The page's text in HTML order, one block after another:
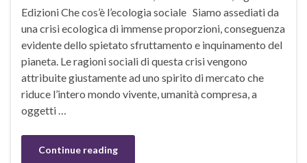
Edizioni Che cos’è l’ecologia sociale Siamo assediati da
una crisi ecologica di immense proporzioni, conseguenza
evidente dello spietato sfruttamento e inquinamento del
pianeta. Le ragioni sociali di questa crisi vengono
attribuite giustamente ad uno spirito di mercato che
riduce l’intero mondo vivente, umanità compresa, a
oggetti …
Continue reading